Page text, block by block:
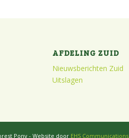
AFDELING ZUID
Nieuwsberichten Zuid
Uitslagen
Pony - Website door EHS Communications